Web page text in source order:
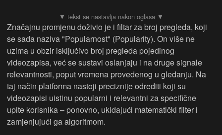
Značajnu promjenu doživio je i filtar za broj pregleda, koji
se sada naziva "Popularnost" (Popularity). On više ne
uzima u obzir isključivo broj pregleda pojedinog
videozapisa, već se sustavi oslanjaju i na druge signale
relevantnosti, poput vremena provedenog u gledanju. Na
taj način platforma nastoji preciznije odrediti koji su
videozapisi uistinu popularni i relevantni za specifične
upite korisnika – ponovno, ukidajući matematički filter i
zamjenjujući ga algoritmom.